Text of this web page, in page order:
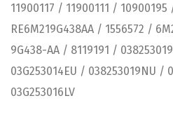
11900117 / 11900111 /
RE6M219G438AA / 1556572 /
9G438-AA / 8119191 /
03G253014EU / 038253019NU /
03G253016LV